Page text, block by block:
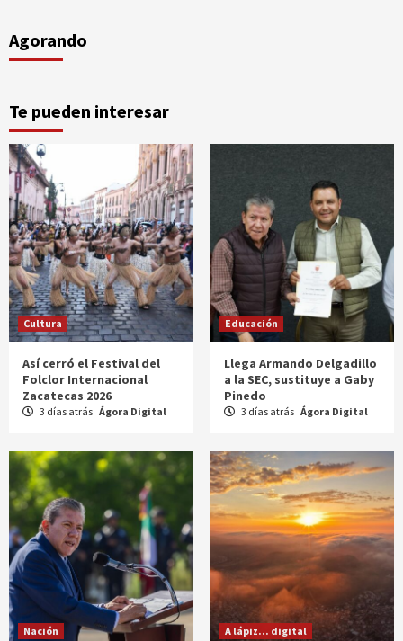
Agorando
Te pueden interesar
Cultura
Así cerró el Festival del
Folclor Internacional
Zacatecas 2026
3 días atrás Ágora Digital
Educación
Llega Armando Delgadillo
a la SEC, sustituye a Gaby
Pinedo
3 días atrás Ágora Digital
Nación A lápiz... digital